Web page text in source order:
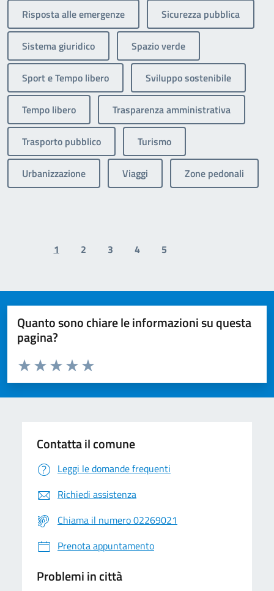
Risposta alle emergenze Sicurezza pubblica
Sistema giuridico Spazio verde
Sport e Tempo libero Sviluppo sostenibile
Tempo libero Trasparenza amministrativa
Trasporto pubblico Turismo
Urbanizzazione Viaggi Zone pedonali
Previous page
1 2 3 4 5
Quanto sono chiare le informazioni su questa
pagina?
Valuta da 1 a 5 stelle la pagina
Valuta 5 stelle su 5
Valuta 4 stelle su 5
Valuta 3 stelle su 5
Valuta 2 stelle su 5
Valuta 1 stelle su 5
Contatta il comune
Leggi le domande frequenti
Richiedi assistenza
Chiama il numero 02269021
Prenota appuntamento
Problemi in città